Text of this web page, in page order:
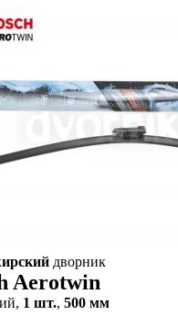
дворник
Aerotwin
1 шт., 500 мм